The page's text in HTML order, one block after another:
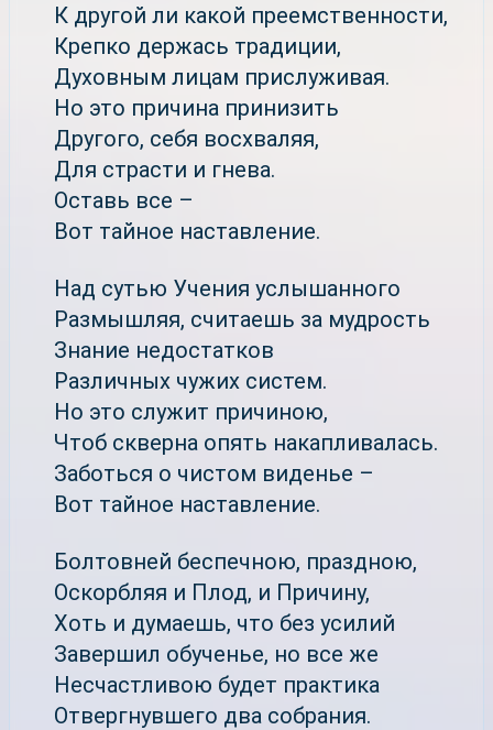
К другой ли какой преемственности,
Крепко держась традиции,
Духовным лицам прислуживая.
Но это причина принизить
Другого, себя восхваляя,
Для страсти и гнева.
Оставь все –
Вот тайное наставление.
Над сутью Учения услышанного
Размышляя, считаешь за мудрость
Знание недостатков
Различных чужих систем.
Но это служит причиною,
Чтоб скверна опять накапливалась.
Заботься о чистом виденье –
Вот тайное наставление.
Болтовней беспечною, праздною,
Оскорбляя и Плод, и Причину,
Хоть и думаешь, что без усилий
Завершил обученье, но все же
Несчастливою будет практика
Отвергнувшего два собрания.